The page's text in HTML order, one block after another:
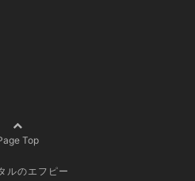
Top
ルのエフピー